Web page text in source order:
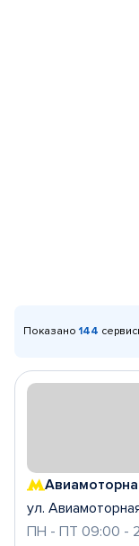
Показано 144
ул.
ПН - ПТ 09:00 -